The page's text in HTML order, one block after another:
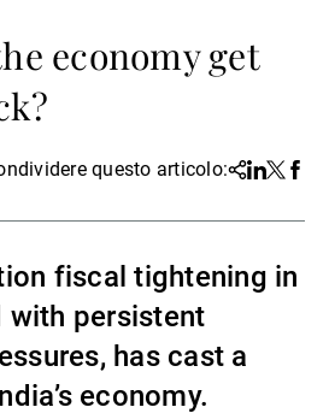
Chi siamo
Management
indipendenti
economy get
questo articolo:Share
Linkedin
Twitter
fiscal tightening in
with persistent
has cast a
economy.